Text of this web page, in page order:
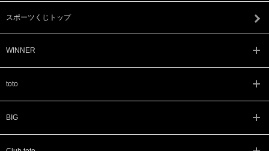
スポーツくじトップ
WINNER
toto
BIG